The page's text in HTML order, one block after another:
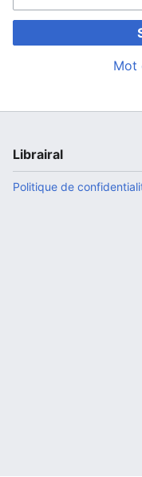
Mot
Librairal
Politique de